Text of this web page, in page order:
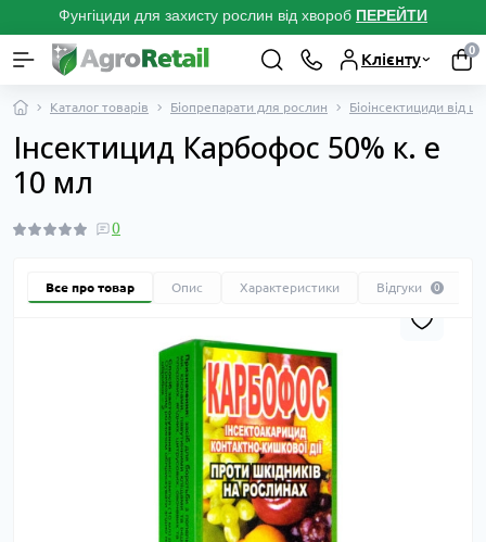
Фунгіциди для захисту рослин від хвороб ПЕРЕЙТИ
Клієнту
0
Каталог товарів Біопрепарати для рослин Біоінсектициди від
Інсектицид Карбофос 50% к. е
10 мл
0
Все про товар Опис Характеристики Відгуки 0